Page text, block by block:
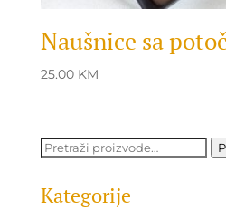
Naušnice sa
25.00 KM
Pretraži:
Kategorije